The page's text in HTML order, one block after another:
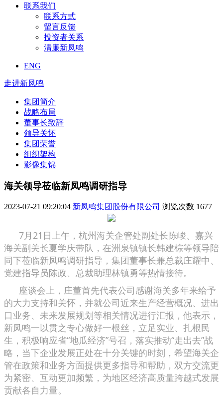
联系我们
联系方式
留言反馈
投资者关系
清廉新凤鸣
ENG
走进新凤鸣
集团简介
战略布局
董事长致辞
领导关怀
集团荣誉
组织架构
影像集锦
海关领导莅临新凤鸣调研指导
2023-07-21 09:20:04 新凤鸣集团股份有限公司 浏览次数 1677
7月21日上午，杭州海关企管处副处长陈峻、嘉兴
海关副关长夏学庆带队，在洲泉镇镇长韩建棕等领导陪
同下莅临新凤鸣调研指导，集团董事长兼总裁庄耀中、
党建指导员陈政、总裁助理林镇勇等热情接待。
座谈会上，庄董首先代表公司感谢海关多年来给予
的大力支持和关怀，并就公司近来生产经营概况、进出
口业务、未来发展规划等相关情况进行汇报，他表示，
新凤鸣一以贯之专心做好一根丝，立足实业、扎根民
生，积极响应省“地瓜经济”号召，落实推动“走出去”战
略，当下企业发展正处在十分关键的时刻，希望海关企
管在政策和业务方面提供更多指导和帮助，双方交流更
为紧密、互动更加频繁，为地区经济高质量跨越式发展
贡献各自力量。